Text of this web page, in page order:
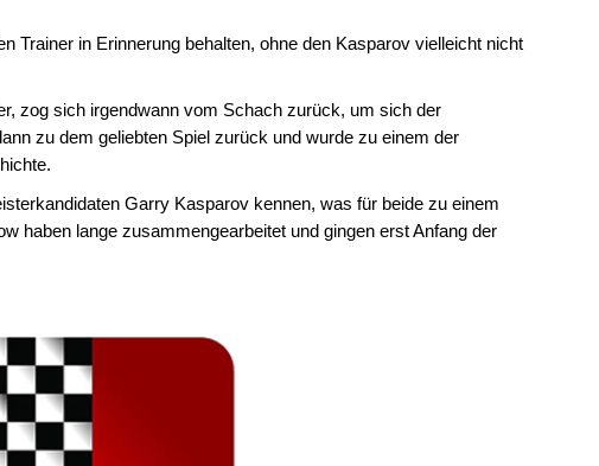
Trainer in Erinnerung behalten, ohne den Kasparov vielleicht nicht
zog sich irgendwann vom Schach zurück, um sich der
zu dem geliebten Spiel zurück und wurde zu einem der
Garry Kasparov kennen, was für beide zu einem
haben lange zusammengearbeitet und gingen erst Anfang der